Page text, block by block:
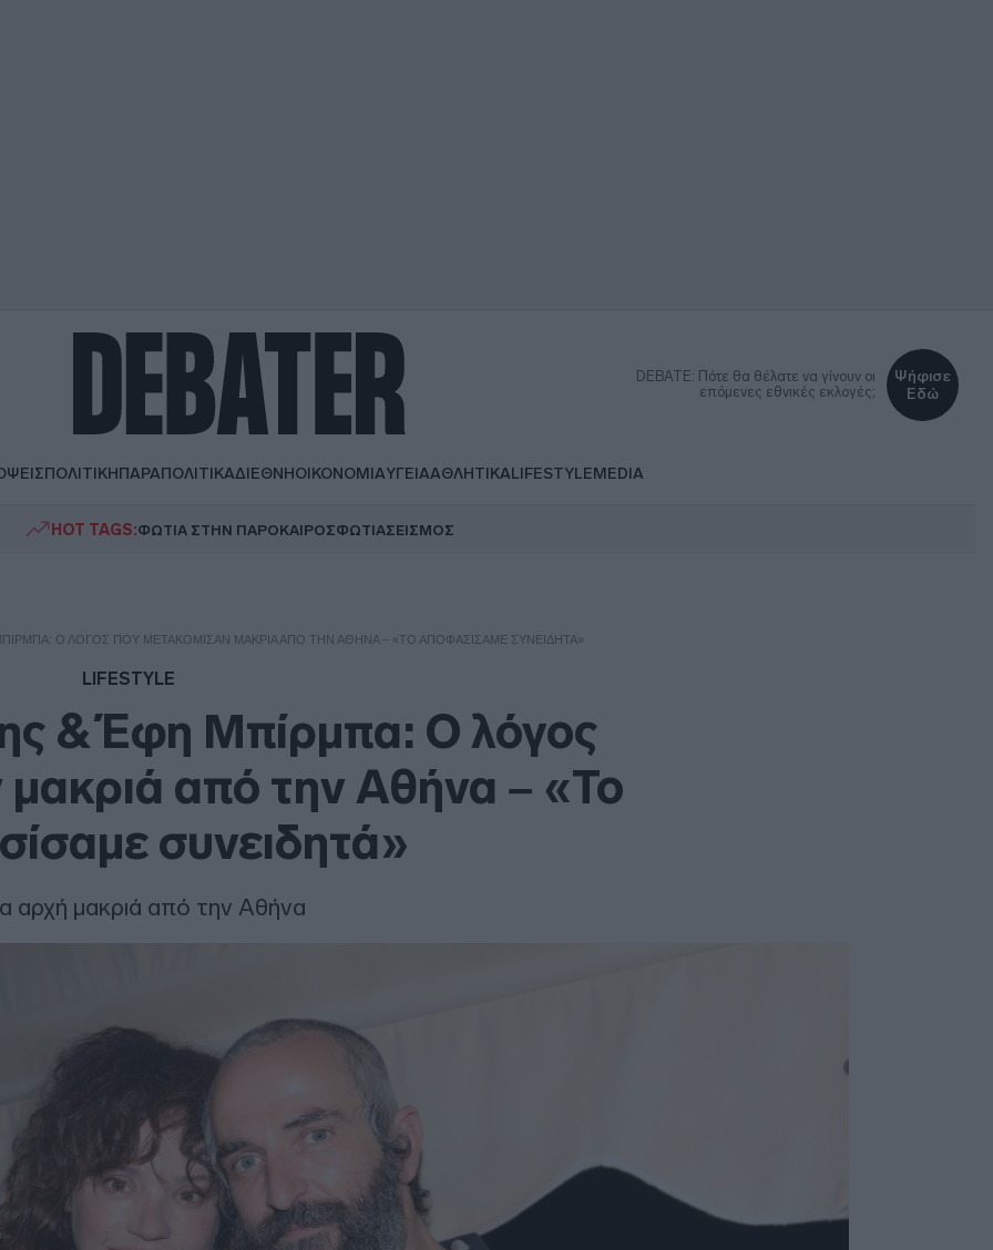
DEBATE: Πότε θα θέλατε να γίνουν οι
επόμενες εθνικές εκλογές;
Ψήφισε
Εδώ
ΠΟΛΙΤΙΚΗΠΑΡΑΠΟΛΙΤΙΚΑΔΙΕΘΝΗΟΙΚΟΝΟΜΙΑΥΓΕΙΑΑΘΛΗΤΙΚΑLIFESTYLEMEDIA
HOT TAGS:ΦΩΤΙΑ ΣΤΗΝ ΠΑΡΟΚΑΙΡΟΣΦΩΤΙΑΣΕΙΣΜΟΣ
Ο ΛΌΓΟΣ ΠΟΥ ΜΕΤΑΚΌΜΙΣΑΝ ΜΑΚΡΙΆ ΑΠΌ ΤΗΝ ΑΘΉΝΑ – «ΤΟ ΑΠΟΦΑΣΊΣΑΜΕ ΣΥΝΕΙΔΗΤΆ»
LIFESTYLE
& Έφη Μπίρμπα: Ο λόγος
μακριά από την Αθήνα – «Το
συνειδητά»
αρχή μακριά από την Αθήνα